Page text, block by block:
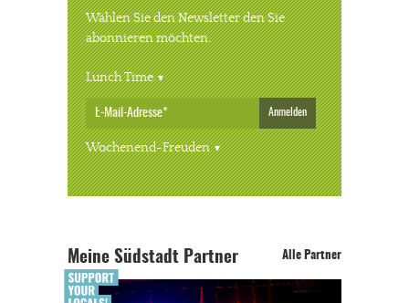
Wählen Sie den Newsletter den Sie
abonnieren möchten.
Lunch Time
Anmelden
Wochenend-Freuden
Meine Südstadt Partner Alle Partner